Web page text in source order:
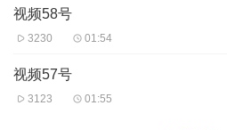
视频58号
3230 01:54
视频57号
3123 01:55